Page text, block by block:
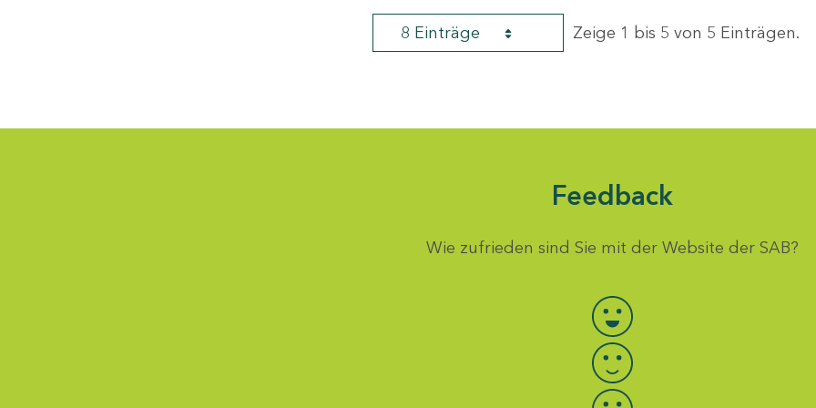
8 Einträge Zeige 1 bis 5 von 5 Einträgen.
Feedback
Wie zufrieden sind Sie mit der Website der SAB?
Bewertung auswählen